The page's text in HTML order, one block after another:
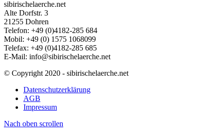
sibirischelaerche.net
Alte Dorfstr. 3
21255 Dohren
Telefon: +49 (0)4182-285 684
Mobil: +49 (0) 1575 1068099
Telefax: +49 (0)4182-285 685
E-Mail: info@sibirischelaerche.net
© Copyright 2020 - sibirischelaerche.net
Datenschutzerklärung
AGB
Impressum
Nach oben scrollen